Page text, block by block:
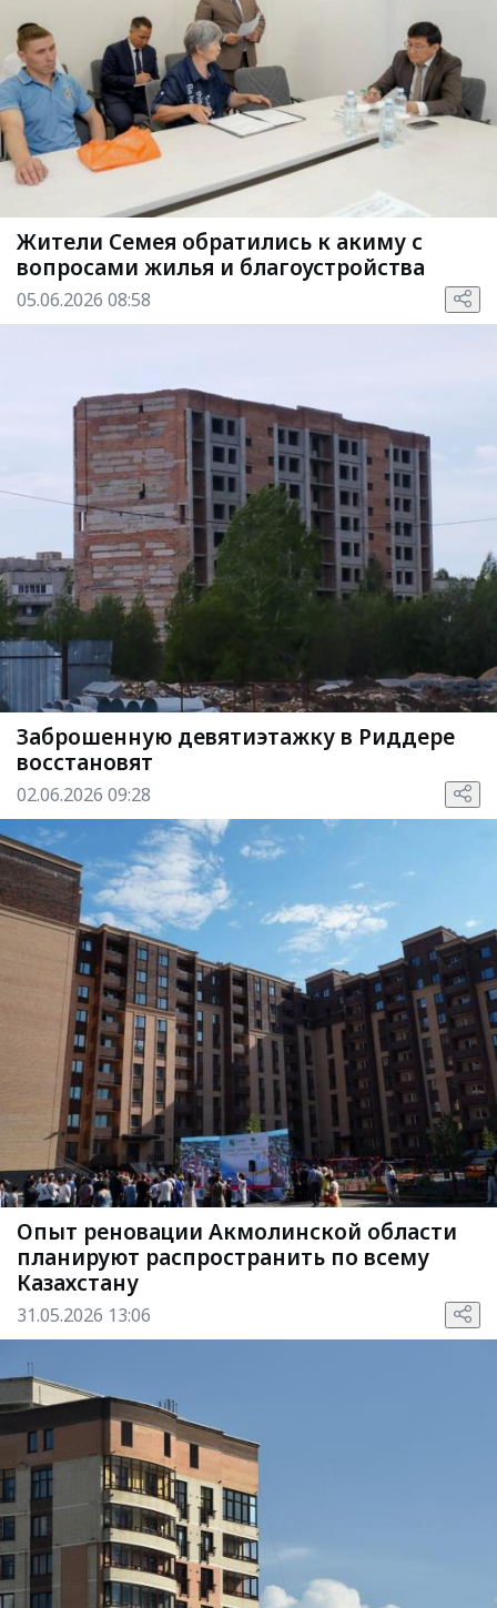
Жители Семея обратились к акиму с
вопросами жилья и благоустройства
05.06.2026 08:58
Заброшенную девятиэтажку в Риддере
восстановят
02.06.2026 09:28
Опыт реновации Акмолинской области
планируют распространить по всему
Казахстану
31.05.2026 13:06